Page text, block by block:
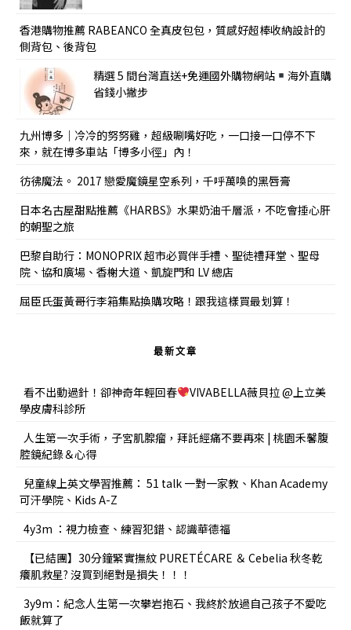
香港購物推薦 RABEANCO 全真皮包包，質感好超棒收納設計的
側背包、後背包
精選 5 間台灣直送+免運國外購物網站
海外直購
省錢小撇步
九州博多｜冷冷的努努雞，超級唰嘴好吃，一口接一口停不下
來，就在博多車站「博多小徑」內！
彷彿魔法。 2017 戀愛魔鏡星空系列，千呼萬喚的黑唇膏
日本名古屋甜點推薦《HARBS》水果奶油千層派，不吃會捶心肝
的朝聖之旅
巴黎自助行：MONOPRIX 超市必買伴手禮、聖徒禮拜堂、聖母
院、協和廣場、香榭大道、凱旋門和 LV 總店
屈臣氏蛋黃哥行李箱集點換購攻略！跟我這樣買最划算！
最新文章
看不出動過針！卻神奇年輕回春
VIVABELLA薇貝拉 @上立美
學皮膚科診所
人生第一次手術，子宮肌腺瘤，拜託經痛不要再來 | 桃園禾馨腹
腔鏡紀錄＆心得
兒童線上英文學習推薦： 51 talk 一對一家教、Khan Academy
可汗學院、Kids A-Z
4y3m ：視力檢查、練習犯錯、認識華德福
【已結團】30分鐘緊實撫紋 PURETÉCARE ＆ Cebelia 秋冬乾
癢肌救星? 沒買到絕對是損失！！！
3y9m：紀念人生第一次攀岩抱石、我終於放過自己孩子不愛吃
飯就算了